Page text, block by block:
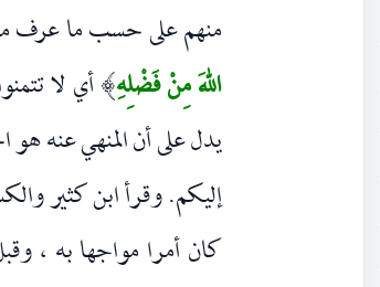
منهم على حسب ما عرف
اللهَ مِنْ فَضْلِهِ)أي لا
يدل على أن المنهي عنه هو
إليكم. وقرأ ابن كثير
كان أمرا مواجها به ،